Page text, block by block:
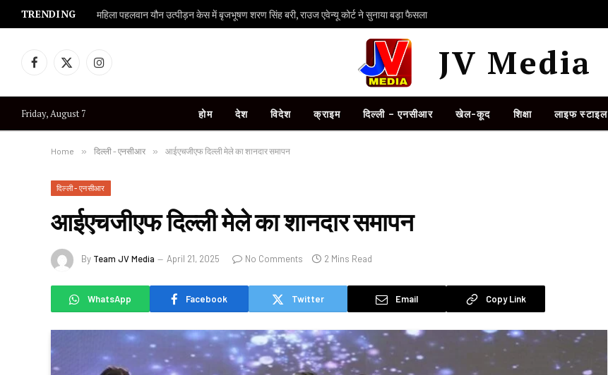
TRENDING महिला पहलवान यौन उत्पीड़न केस में बृजभूषण शरण सिंह बरी, राउज एवेन्यू कोर्ट ने सुनाया बड़ा फैसला
Facebook
X
Instagram JV Media
Friday, August 7 होम देश विदेश क्राइम दिल्ली – एनसीआर खेल-कूद शिक्षा लाइफ स्टाइल
Home » दिल्ली - एनसीआर » आईएचजीएफ दिल्ली मेले का शानदार समापन
दिल्ली - एनसीआर
आईएचजीएफ दिल्ली मेले का शानदार समापन
By Team JV Media April 21, 2025 No Comments 2 Mins Read
WhatsApp Facebook Twitter Email Copy Link